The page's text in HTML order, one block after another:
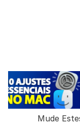
Mude